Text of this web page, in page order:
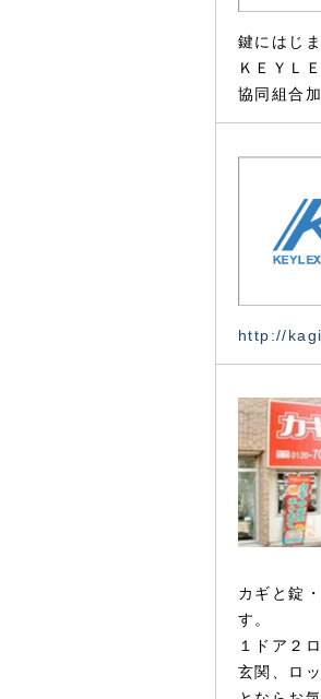
鍵にはじ
ＫＥＹＬ
協同組合
http://
カギと錠
す。
１ドア２
玄関、ロ